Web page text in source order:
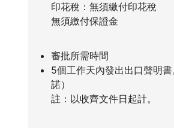
印花稅：無須繳付印花稅
無須繳付保證金
審批所需時間
5個工作天內發出出口聲明
諾）
註：以收齊文件日起計。